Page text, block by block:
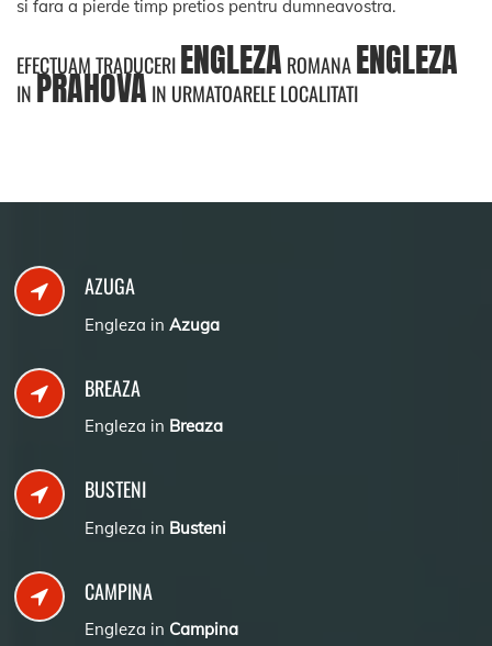
si fara a pierde timp pretios pentru dumneavostra.
EFECTUAM TRADUCERIENGLEZA ROMANAENGLEZA
INPRAHOVAIN URMATOARELE LOCALITATI
AZUGA
Engleza in Azuga
BREAZA
Engleza in Breaza
BUSTENI
Engleza in Busteni
CAMPINA
Engleza in Campina